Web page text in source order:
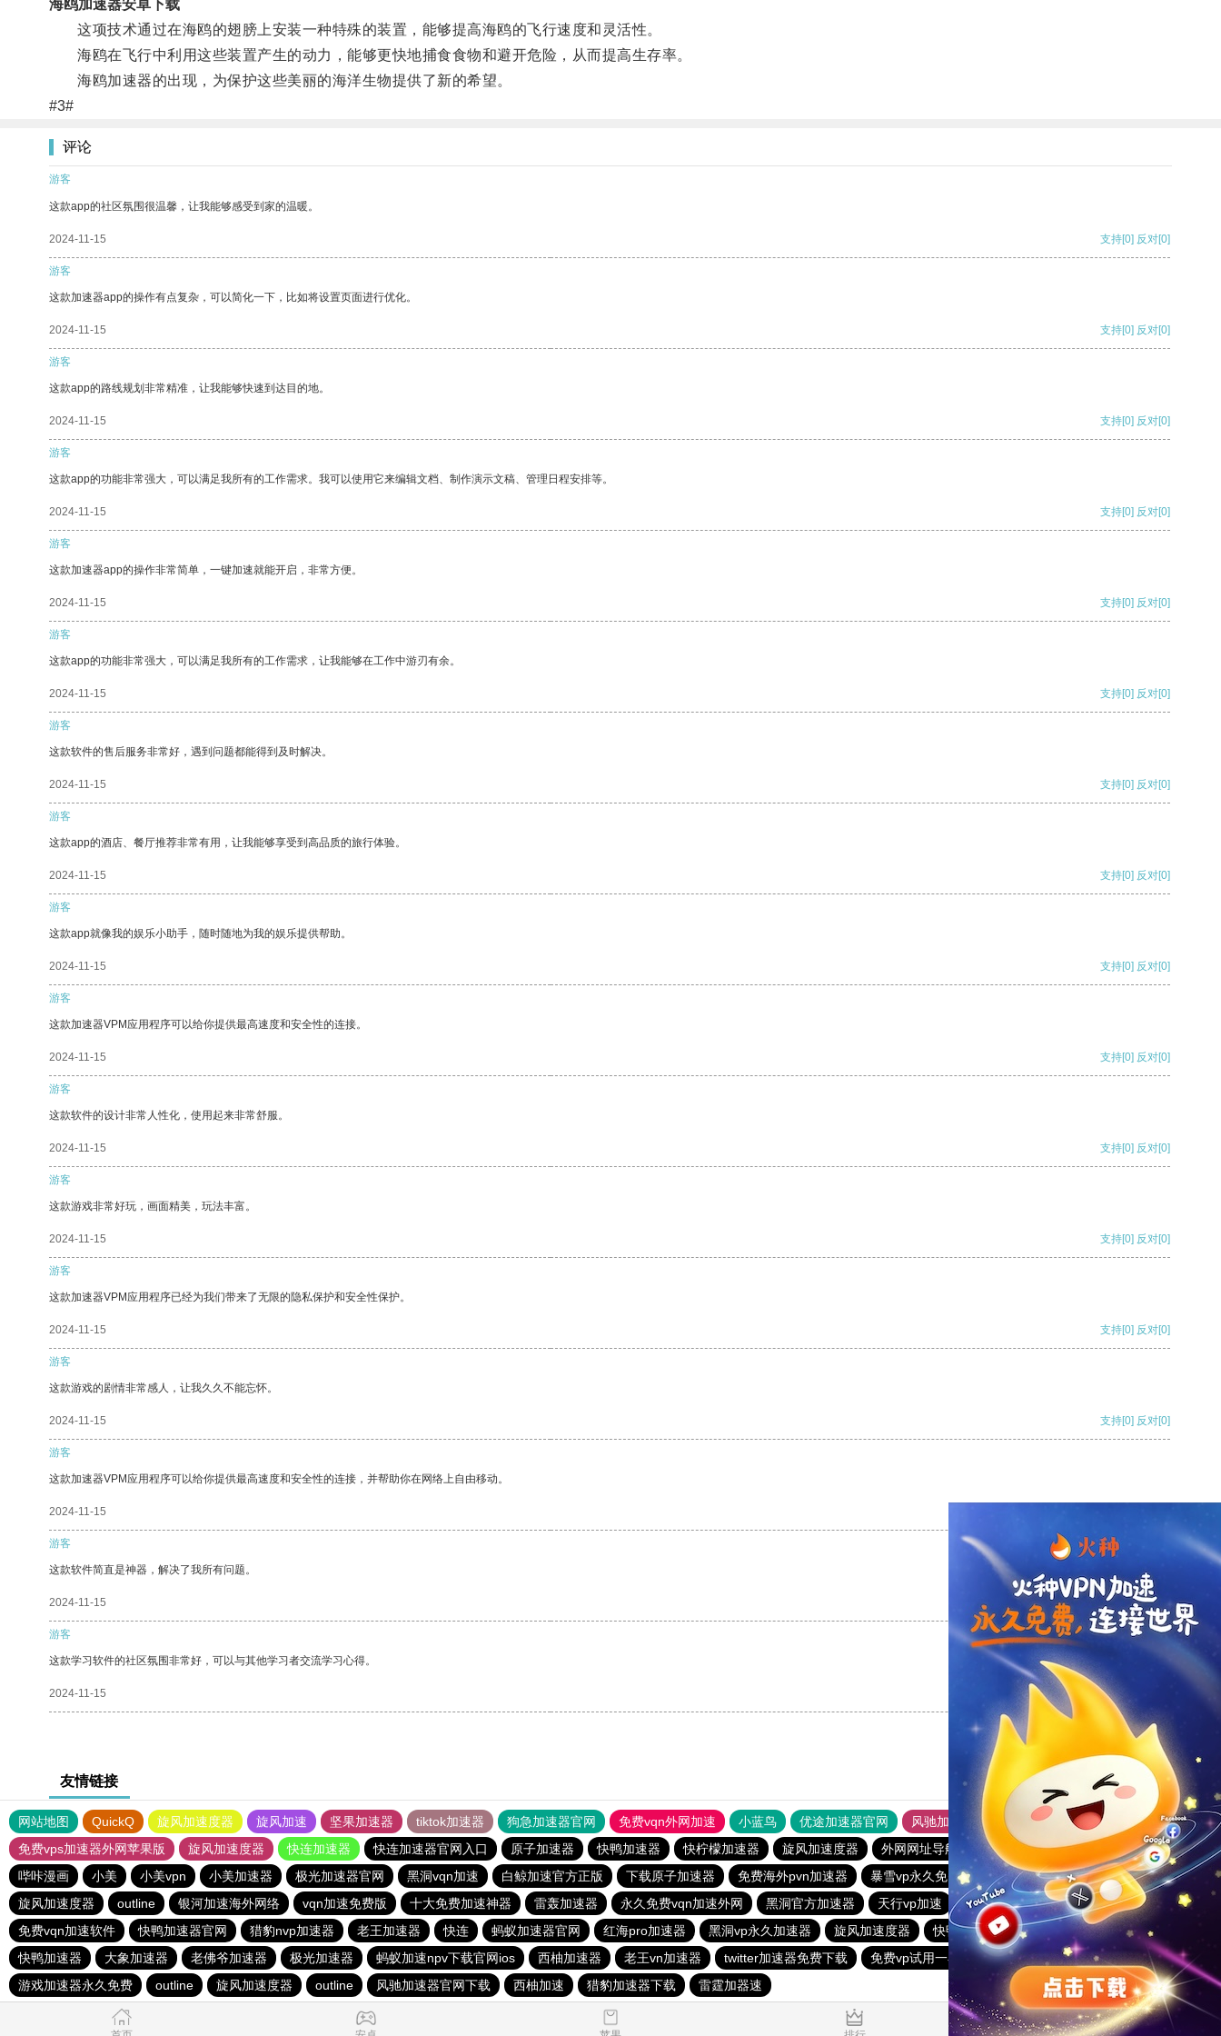
海鸥加速器安卓下载
这项技术通过在海鸥的翅膀上安装一种特殊的装置，能够提高海鸥的飞行速度和灵活性。
海鸥在飞行中利用这些装置产生的动力，能够更快地捕食食物和避开危险，从而提高生存率。
海鸥加速器的出现，为保护这些美丽的海洋生物提供了新的希望。
#3#
评论
游客
这款app的社区氛围很温馨，让我能够感受到家的温暖。
2024-11-15 支持[0] 反对[0]
游客
这款加速器app的操作有点复杂，可以简化一下，比如将设置页面进行优化。
2024-11-15 支持[0] 反对[0]
游客
这款app的路线规划非常精准，让我能够快速到达目的地。
2024-11-15 支持[0] 反对[0]
游客
这款app的功能非常强大，可以满足我所有的工作需求。我可以使用它来编辑文档、制作演示文稿、管理日程安排等。
2024-11-15 支持[0] 反对[0]
游客
这款加速器app的操作非常简单，一键加速就能开启，非常方便。
2024-11-15 支持[0] 反对[0]
游客
这款app的功能非常强大，可以满足我所有的工作需求，让我能够在工作中游刃有余。
2024-11-15 支持[0] 反对[0]
游客
这款软件的售后服务非常好，遇到问题都能得到及时解决。
2024-11-15 支持[0] 反对[0]
游客
这款app的酒店、餐厅推荐非常有用，让我能够享受到高品质的旅行体验。
2024-11-15 支持[0] 反对[0]
游客
这款app就像我的娱乐小助手，随时随地为我的娱乐提供帮助。
2024-11-15 支持[0] 反对[0]
游客
这款加速器VPM应用程序可以给你提供最高速度和安全性的连接。
2024-11-15 支持[0] 反对[0]
游客
这款软件的设计非常人性化，使用起来非常舒服。
2024-11-15 支持[0] 反对[0]
游客
这款游戏非常好玩，画面精美，玩法丰富。
2024-11-15 支持[0] 反对[0]
游客
这款加速器VPM应用程序已经为我们带来了无限的隐私保护和安全性保护。
2024-11-15 支持[0] 反对[0]
游客
这款游戏的剧情非常感人，让我久久不能忘怀。
2024-11-15 支持[0] 反对[0]
游客
这款加速器VPM应用程序可以给你提供最高速度和安全性的连接，并帮助你在网络上自由移动。
2024-11-15
游客
这款软件简直是神器，解决了我所有问题。
2024-11-15 支持 [0] 反对 [0]
游客
这款学习软件的社区氛围非常好，可以与其他学习者交流学习心得。
2024-11-15 支持
友情链接
网站地图 QuickQ 旋风加速度器 旋风加速 坚果加速器 tiktok加速器 狗急加速器官网 免费vqn外网加速 小蓝鸟 优途加速器官网 风驰加速器
旋风加速器
免费vps加速器外网苹果版
旋风加速度器 快连加速器 快连加速器官网入口 原子加速器 快鸭加速器 快柠檬加速器 旋风加速度器 外网网址导航 软件中心 雷霆加速
狂飙加速器
哔咔漫画
小美 小美vpn 小美加速器 极光加速器官网 黑洞vqn加速 白鲸加速官方正版 下载原子加速器 免费海外pvn加速器 暴雪vp永久免费加速器下载官网
ios加速器
旋风加速度器
outline 银河加速海外网络 vqn加速免费版 十大免费加速神器 雷轰加速器 永久免费vqn加速外网 黑洞官方加速器 天行vp加速 tyl加速器官网
小蓝鸟加速器
免费vqn加速软件
快鸭加速器官网 猎豹nvp加速器 老王加速器 快连 蚂蚁加速器官网 红海pro加速器 黑洞vp永久加速器 旋风加速度器 快鸭加速器 旋风加速度器
ios加速器
快鸭加速器
大象加速器 老佛爷加速器 极光加速器 蚂蚁加速npv下载官网ios 西柚加速器 老王vn加速器 twitter加速器免费下载 免费vp试用一小时
梯子免费加速器永久免费版
游戏加速器永久免费
outline 旋风加速度器 outline 风驰加速器官网下载 西柚加速 猎豹加速器下载 雷霆加器速